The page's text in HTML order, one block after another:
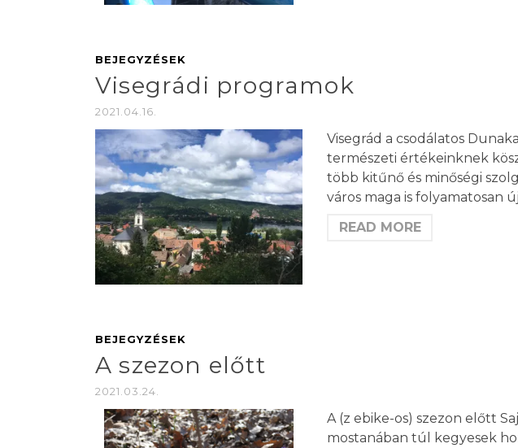
BEJEGYZÉSEK
Visegrádi programok
2021.04.16.
Visegrád a csodálatos
természeti értékeinknek
több kitűnő és minőségi
város maga is folyamatosan
READ MORE
BEJEGYZÉSEK
A szezon előtt
2021.03.24.
A (z ebike-os) szezon előtt
mostanában túl kegyesek